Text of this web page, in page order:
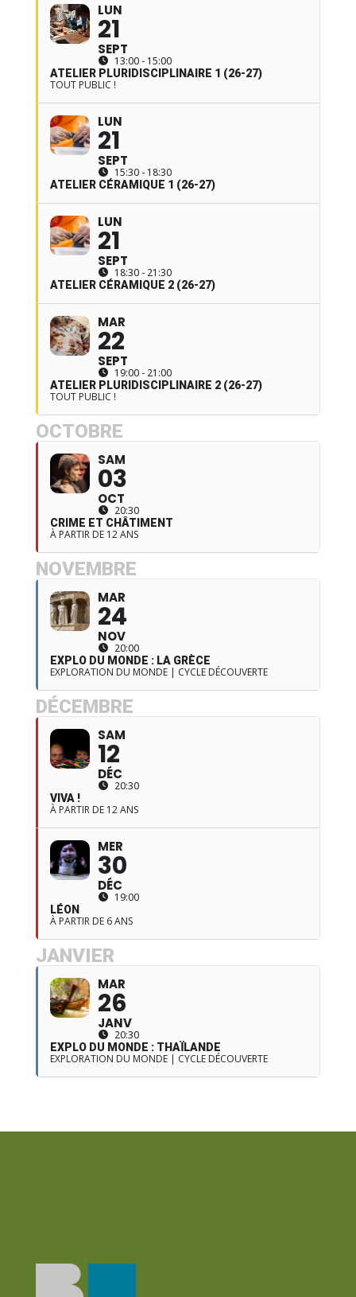
LUN
21
SEPT
13:00 - 15:00
ATELIER PLURIDISCIPLINAIRE 1 (26-27)
TOUT PUBLIC !
LUN
21
SEPT
15:30 - 18:30
ATELIER CÉRAMIQUE 1 (26-27)
LUN
21
SEPT
18:30 - 21:30
ATELIER CÉRAMIQUE 2 (26-27)
MAR
22
SEPT
19:00 - 21:00
ATELIER PLURIDISCIPLINAIRE 2 (26-27)
TOUT PUBLIC !
OCTOBRE
SAM
03
OCT
20:30
CRIME ET CHÂTIMENT
À PARTIR DE 12 ANS
NOVEMBRE
MAR
24
NOV
20:00
EXPLO DU MONDE : LA GRÈCE
EXPLORATION DU MONDE | CYCLE DÉCOUVERTE
DÉCEMBRE
SAM
12
DÉC
20:30
VIVA !
À PARTIR DE 12 ANS
MER
30
DÉC
19:00
LÉON
À PARTIR DE 6 ANS
JANVIER
MAR
26
JANV
20:30
EXPLO DU MONDE : THAÏLANDE
EXPLORATION DU MONDE | CYCLE DÉCOUVERTE